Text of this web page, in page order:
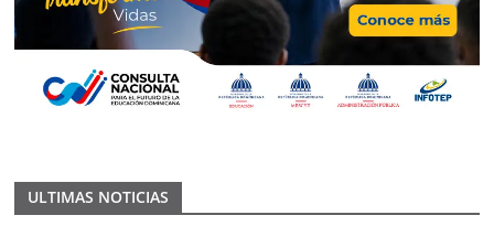
ULTIMAS NOTICIAS